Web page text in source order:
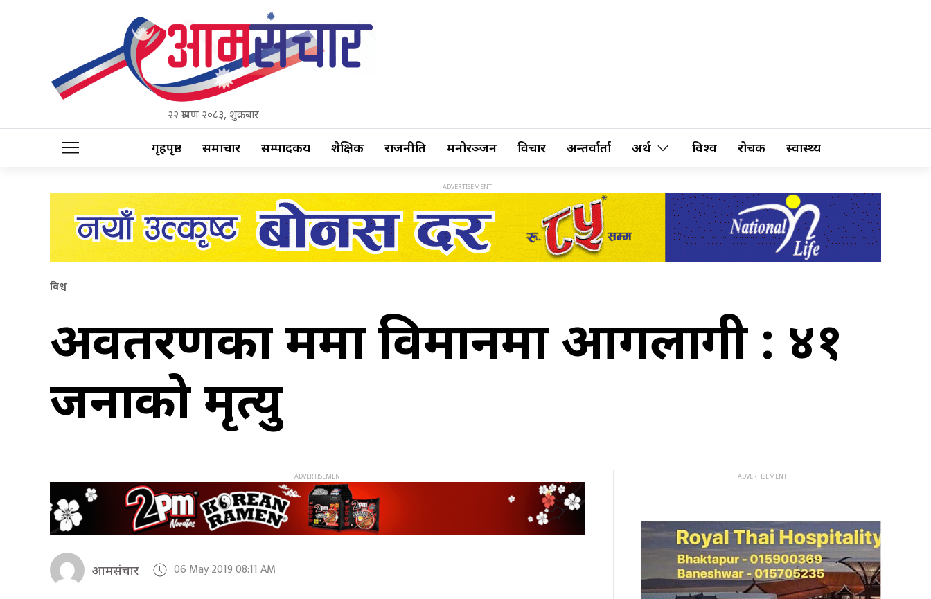
२२ श्रावण २०८३, शुक्रबार
गृहपृष्ठ समाचार सम्पादकीय शैक्षिक राजनीति मनोरञ्जन विचार अन्तर्वार्ता अर्थ विश्व रोचक स्वास्थ्य
विश्व
अवतरणका क्रममा विमानमा आगलागी : ४१
जनाको मृत्यु
आमसंचार 06 May 2019 08:11 AM